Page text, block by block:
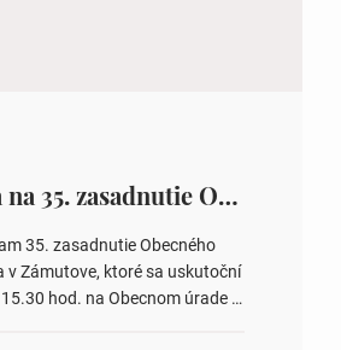
Pozvánka na 35. zasadnutie OZ v Zámutove
35. zasadnutie Obecného
v Zámutove, ktoré sa uskutoční
hod. na Obecnom úrade v